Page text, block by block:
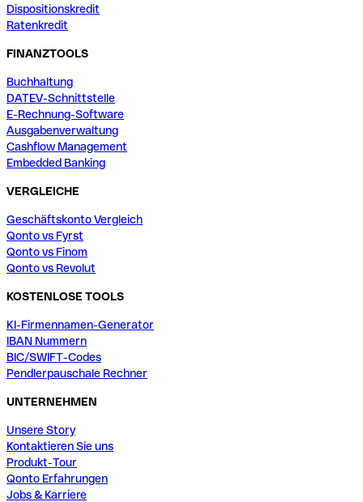
Dispositionskredit
Ratenkredit
FINANZTOOLS
Buchhaltung
DATEV-Schnittstelle
E-Rechnung-Software
Ausgabenverwaltung
Cashflow Management
Embedded Banking
VERGLEICHE
Geschäftskonto Vergleich
Qonto vs Fyrst
Qonto vs Finom
Qonto vs Revolut
KOSTENLOSE TOOLS
KI-Firmennamen-Generator
IBAN Nummern
BIC/SWIFT-Codes
Pendlerpauschale Rechner
UNTERNEHMEN
Unsere Story
Kontaktieren Sie uns
Produkt-Tour
Qonto Erfahrungen
Jobs & Karriere